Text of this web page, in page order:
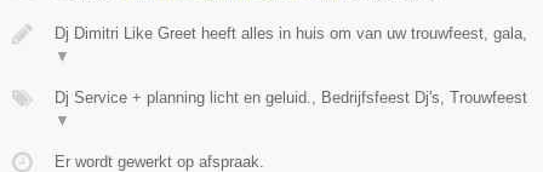
Dj Dimitri Like Greet heeft alles in huis om van uw trouwfeest, gala,
▼
Dj Service + planning licht en geluid., Bedrijfsfeest Dj's, Trouwfeest
▼
Er wordt gewerkt op afspraak.